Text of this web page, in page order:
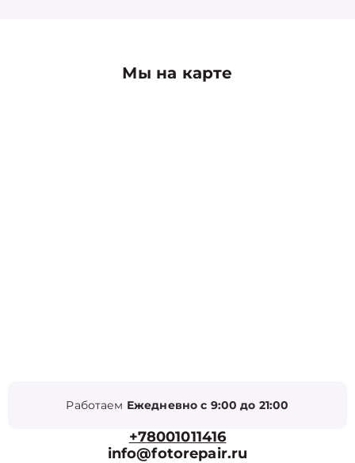
Мы на карте
Работаем Ежедневно с 9:00 до 21:00
+78001011416
info@fotorepair.ru